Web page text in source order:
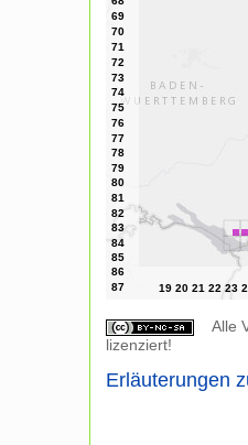
Alle
lizenziert!
Erläuterungen